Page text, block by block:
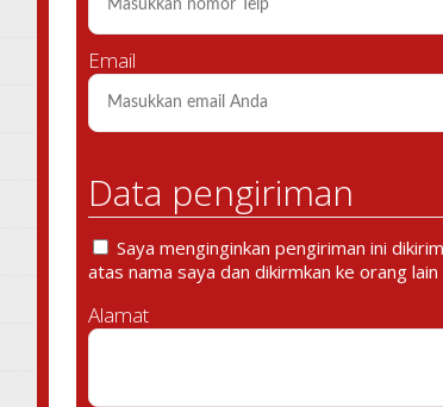
Email
Data pengiriman
Saya menginginkan pengiriman ini dikirim
atas nama saya dan dikirmkan ke orang lain
Alamat